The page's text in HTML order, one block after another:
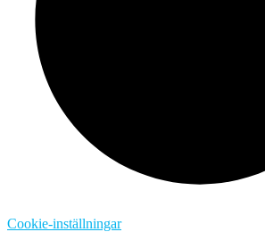
Cookie-inställningar